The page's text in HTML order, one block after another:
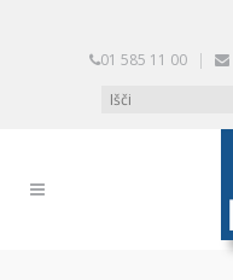
01 585 11 00 |